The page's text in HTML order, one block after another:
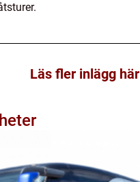
Läs fler inlägg här